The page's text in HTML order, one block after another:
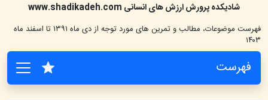
شادیکده پرورش ارزش های انسانی www.shadikadeh.com
فهرست موضوعات، مطالب و تمرین های مورد توجه از دی ماه ۱۳۹۱ تا اسفند ماه
۱۴۰۳
فهرست